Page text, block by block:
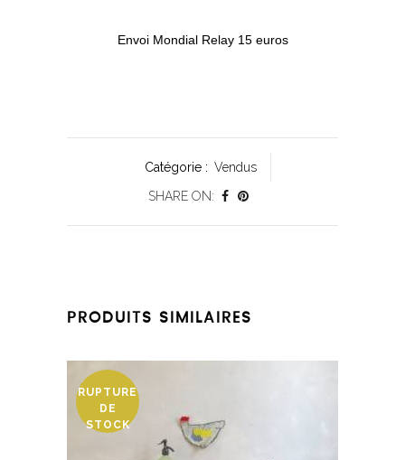
Envoi Mondial Relay 15 euros
Catégorie : Vendus
SHARE ON:
PRODUITS SIMILAIRES
RUPTURE
DE
STOCK